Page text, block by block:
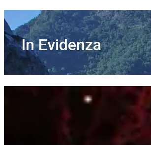
In Evidenza